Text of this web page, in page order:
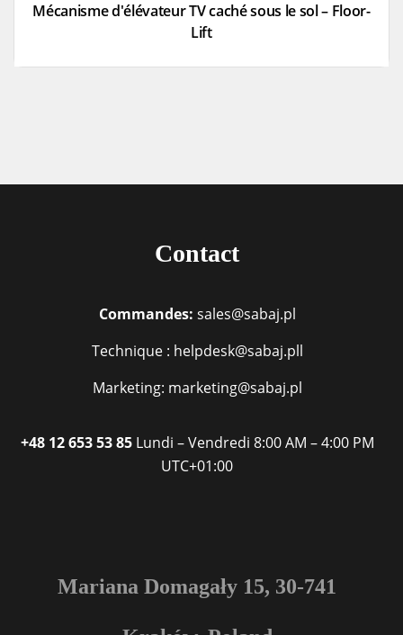
Mécanisme d'élévateur TV caché sous le sol – Floor-
Lift
Contact
Commandes: sales@sabaj.pl
Technique : helpdesk@sabaj.pll
Marketing: marketing@sabaj.pl
+48 12 653 53 85 Lundi – Vendredi 8:00 AM – 4:00 PM
UTC+01:00
Mariana Domagały 15, 30-741